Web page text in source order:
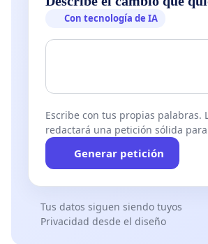
Con tecnología de IA
Escribe con tus propias palabras.
redactará una petición sólida
Generar petición
Tus datos siguen siendo tuyos
Privacidad desde el diseño